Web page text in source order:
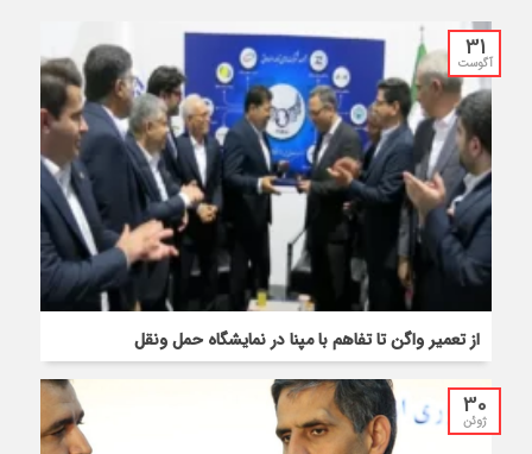
31
آگوست
از تعمیر واگن تا تفاهم با مپنا در نمایشگاه حمل‌ ونقل
30
ژوئن